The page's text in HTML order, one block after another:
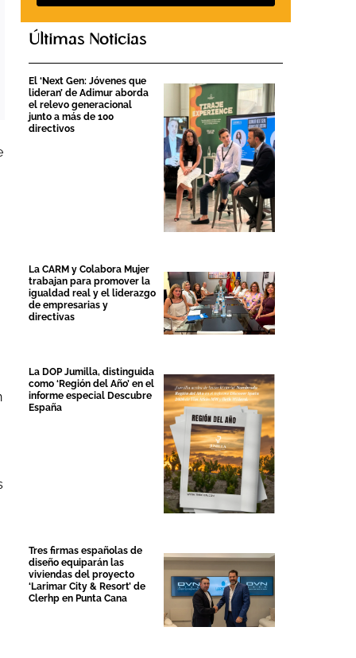
Últimas Noticias
El ‘Next Gen: Jóvenes que
lideran’ de Adimur aborda
el relevo generacional
junto a más de 100
directivos
La CARM y Colabora Mujer
trabajan para promover la
igualdad real y el liderazgo
de empresarias y
directivas
La DOP Jumilla, distinguida
como ‘Región del Año’ en el
informe especial Descubre
España
Tres firmas españolas de
diseño equiparán las
viviendas del proyecto
‘Larimar City & Resort’ de
Clerhp en Punta Cana